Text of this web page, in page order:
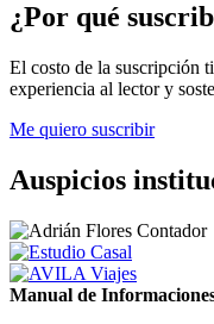
¿Por qué
El costo de la suscripción
experiencia al lector y
Me quiero suscribir
Auspicios
Manual de